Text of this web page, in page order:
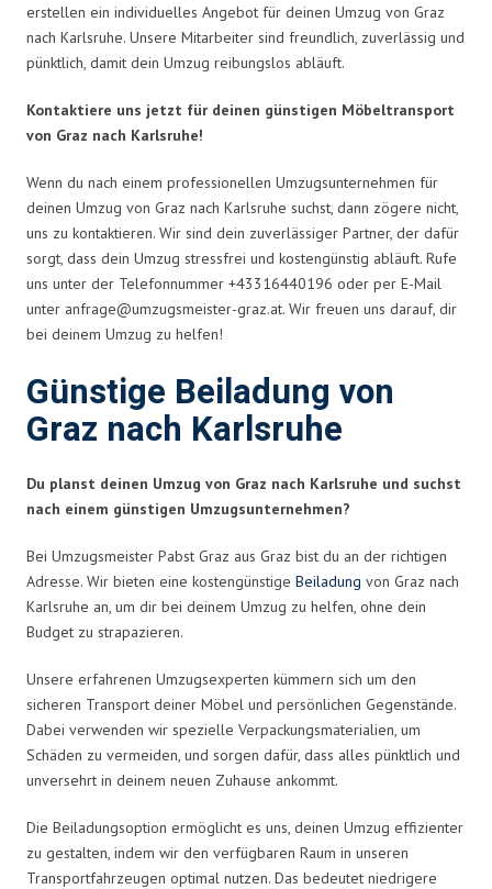
erstellen ein individuelles Angebot für deinen Umzug von Graz
nach Karlsruhe. Unsere Mitarbeiter sind freundlich, zuverlässig und
pünktlich, damit dein Umzug reibungslos abläuft.
Kontaktiere uns jetzt für deinen günstigen Möbeltransport
von Graz nach Karlsruhe!
Wenn du nach einem professionellen Umzugsunternehmen für
deinen Umzug von Graz nach Karlsruhe suchst, dann zögere nicht,
uns zu kontaktieren. Wir sind dein zuverlässiger Partner, der dafür
sorgt, dass dein Umzug stressfrei und kostengünstig abläuft. Rufe
uns unter der Telefonnummer +43316440196 oder per E-Mail
unter anfrage@umzugsmeister-graz.at. Wir freuen uns darauf, dir
bei deinem Umzug zu helfen!
Günstige Beiladung von
Graz nach Karlsruhe
Du planst deinen Umzug von Graz nach Karlsruhe und suchst
nach einem günstigen Umzugsunternehmen?
Bei Umzugsmeister Pabst Graz aus Graz bist du an der richtigen
Adresse. Wir bieten eine kostengünstige Beiladung von Graz nach
Karlsruhe an, um dir bei deinem Umzug zu helfen, ohne dein
Budget zu strapazieren.
Unsere erfahrenen Umzugsexperten kümmern sich um den
sicheren Transport deiner Möbel und persönlichen Gegenstände.
Dabei verwenden wir spezielle Verpackungsmaterialien, um
Schäden zu vermeiden, und sorgen dafür, dass alles pünktlich und
unversehrt in deinem neuen Zuhause ankommt.
Die Beiladungsoption ermöglicht es uns, deinen Umzug effizienter
zu gestalten, indem wir den verfügbaren Raum in unseren
Transportfahrzeugen optimal nutzen. Das bedeutet niedrigere